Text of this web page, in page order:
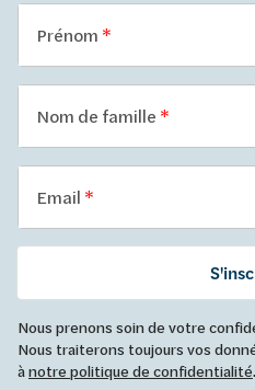
Prénom
Nom de famille
Email
Nous prenons soin de votre
Nous traiterons toujours vos
ànotre politique de confidentialité.